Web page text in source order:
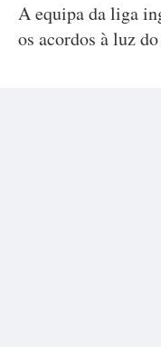
A equipa da liga
os acordos à luz